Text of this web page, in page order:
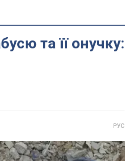
та її онучку:
РУС